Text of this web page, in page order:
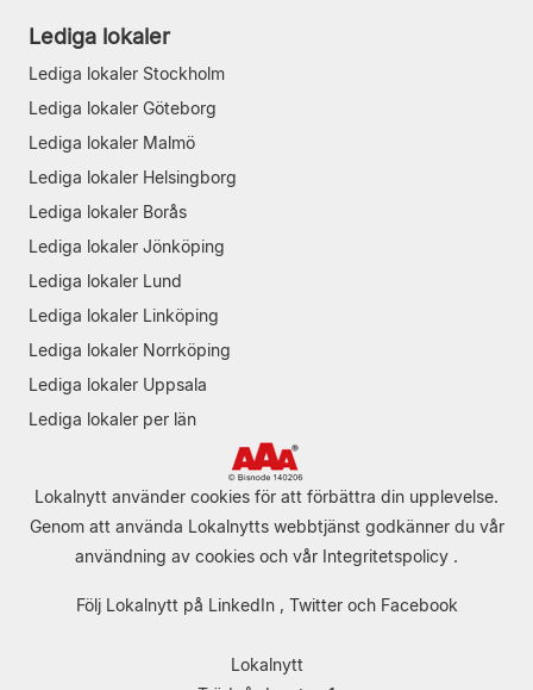
Lediga lokaler
Lediga lokaler Stockholm
Lediga lokaler Göteborg
Lediga lokaler Malmö
Lediga lokaler Helsingborg
Lediga lokaler Borås
Lediga lokaler Jönköping
Lediga lokaler Lund
Lediga lokaler Linköping
Lediga lokaler Norrköping
Lediga lokaler Uppsala
Lediga lokaler per län
Lokalnytt använder cookies för att förbättra din upplevelse.
Genom att använda Lokalnytts webbtjänst godkänner du vår
användning av cookies och vår Integritetspolicy .
Följ Lokalnytt på LinkedIn, Twitteroch Facebook
Lokalnytt